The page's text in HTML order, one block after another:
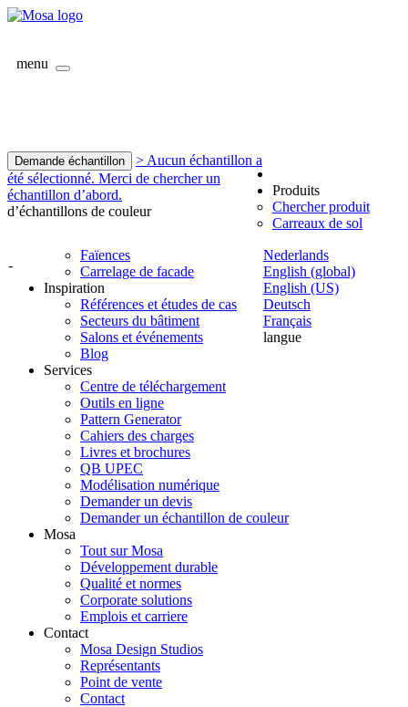
menu
Demande échantillon
> Aucun échantillon a
été sélectionné. Merci de chercher un
échantillon d’abord.
d’échantillons de couleur
-
Nederlands
English (global)
English (US)
Deutsch
Français
langue
Produits
Chercher produit
Carreaux de sol
Faïences
Carrelage de facade
Inspiration
Références et études de cas
Secteurs du bâtiment
Salons et événements
Blog
Services
Centre de téléchargement
Outils en ligne
Pattern Generator
Cahiers des charges
Livres et brochures
QB UPEC
Modélisation numérique
Demander un devis
Demander un échantillon de couleur
Mosa
Tout sur Mosa
Développement durable
Qualité et normes
Corporate solutions
Emplois et carriere
Contact
Mosa Design Studios
Représentants
Point de vente
Contact